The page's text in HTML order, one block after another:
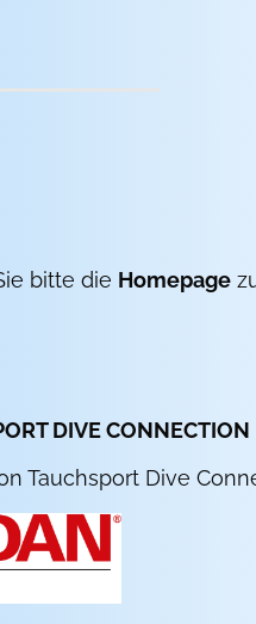
bitte die Homepage
DIVE CONNECTION